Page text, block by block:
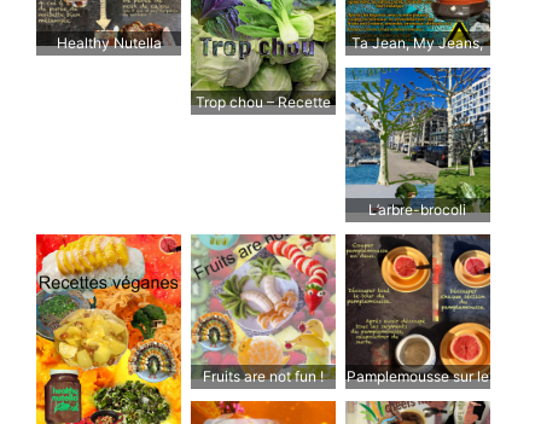
Healthy Nutella
Trop chou – Recette
Ta Jean, My Jeans,
Mon Gin
L’arbre-brocoli
Fruits are not fun !
Pamplemousse sur le
pouce